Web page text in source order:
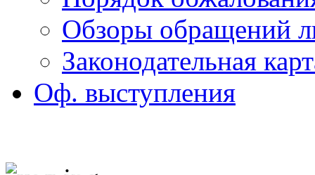
Обзоры обращений
Законодательная
Оф. выступления